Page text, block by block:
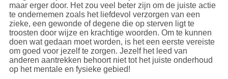
maar erger door. Het zou veel beter zijn om de juiste actie
te ondernemen zoals het liefdevol verzorgen van een
zieke, een gewonde of degene die op sterven ligt te
troosten door wijze en krachtige woorden. Om te kunnen
doen wat gedaan moet worden, is het een eerste vereiste
om goed voor jezelf te zorgen. Jezelf het leed van
anderen aantrekken behoort niet tot het juiste onderhoud
op het mentale en fysieke gebied!